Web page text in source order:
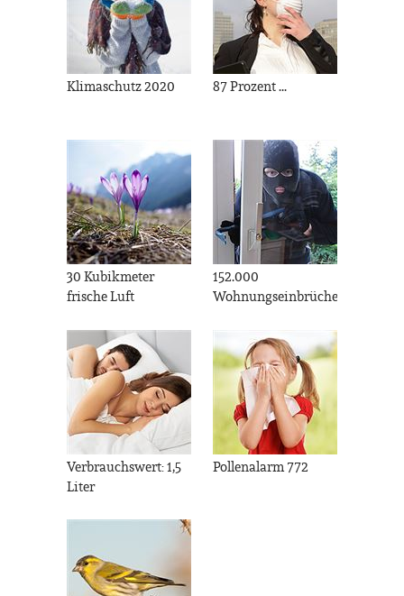
Klimaschutz 2020 87 Prozent ...
30 Kubikmeter
frische Luft
152.000
Wohnungseinbrüche
Verbrauchswert: 1,5
Liter
Pollenalarm 772